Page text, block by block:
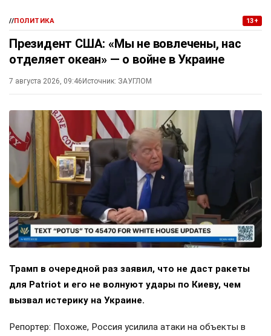
//ПОЛИТИКА 13+
Президент США: «Мы не вовлечены, нас
отделяет океан» — о войне в Украине
7 августа 2026, 09:46 Источник: ЗАУГЛОМ
Трамп в очередной раз заявил, что не даст ракеты
для Patriot и его не волнуют удары по Киеву, чем
вызвал истерику на Украине.
Репортер: Похоже, Россия усилила атаки на объекты в